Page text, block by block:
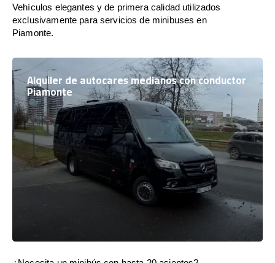
Vehículos elegantes y de primera calidad utilizados
exclusivamente para servicios de minibuses en
Piamonte.
Alquiler de autocares medianos con conductor
Piamonte